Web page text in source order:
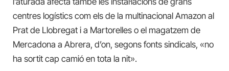
centres logístics com els de la multinacional Amazon al
Prat de Llobregat i a Martorelles o el magatzem de
Mercadona a Abrera, d’on, segons fonts sindicals, «no
ha sortit cap camió en tota la nit».